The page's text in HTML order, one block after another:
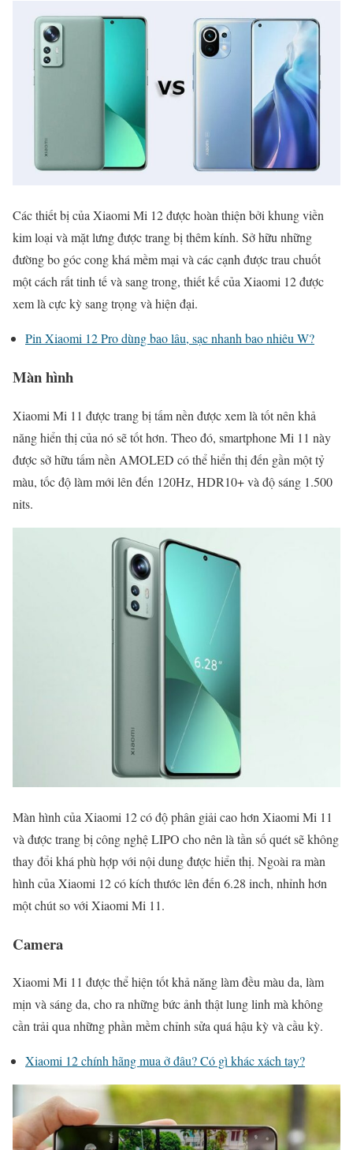
Các thiết bị của Xiaomi Mi 12 được hoàn thiện bởi khung viền
kim loại và mặt lưng được trang bị thêm kính. Sở hữu những
đường bo góc cong khá mềm mại và các cạnh được trau chuốt
một cách rất tinh tế và sang trong, thiết kế của Xiaomi 12 được
xem là cực kỳ sang trọng và hiện đại.
Pin Xiaomi 12 Pro dùng bao lâu, sạc nhanh bao nhiêu W?
Màn hình
Xiaomi Mi 11 được trang bị tấm nền được xem là tốt nên khả
năng hiển thị của nó sẽ tốt hơn. Theo đó, smartphone Mi 11 này
được sở hữu tấm nền AMOLED có thể hiển thị đến gần một tỷ
màu, tốc độ làm mới lên đến 120Hz, HDR10+ và độ sáng 1.500
nits.
Màn hình của Xiaomi 12 có độ phân giải cao hơn Xiaomi Mi 11
và được trang bị công nghệ LIPO cho nên là tần số quét sẽ không
thay đổi khá phù hợp với nội dung được hiển thị. Ngoài ra màn
hình của Xiaomi 12 có kích thước lên đến 6.28 inch, nhỉnh hơn
một chút so với Xiaomi Mi 11.
Camera
Xiaomi Mi 11 được thể hiện tốt khả năng làm đều màu da, làm
mịn và sáng da, cho ra những bức ảnh thật lung linh mà không
cần trải qua những phần mềm chỉnh sửa quá hậu kỳ và cầu kỳ.
Xiaomi 12 chính hãng mua ở đâu? Có gì khác xách tay?